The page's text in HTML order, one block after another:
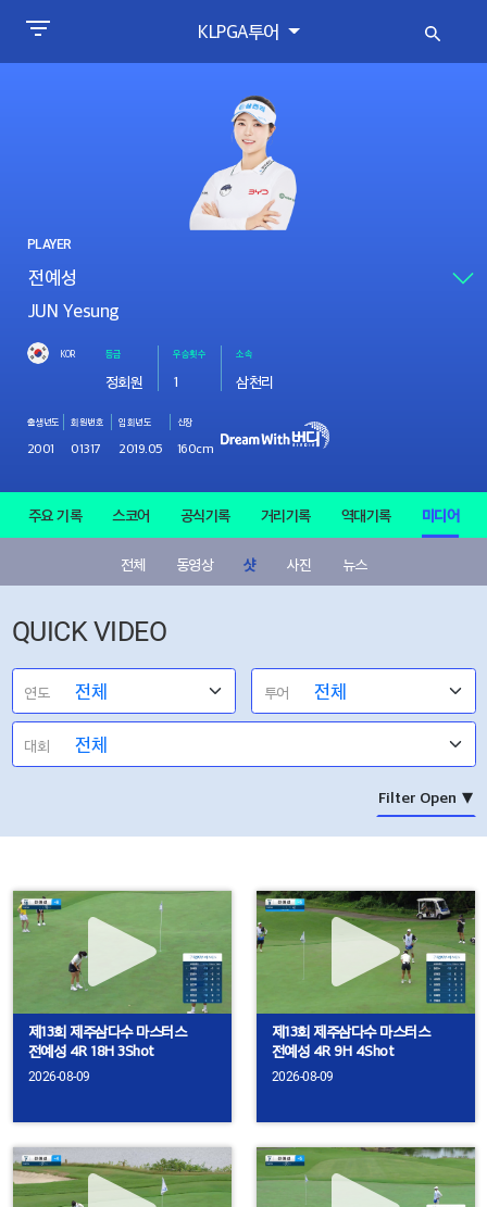
KLPGA투어
PLAYER
JUN Yesung
KOR 등급
정회원
우승횟수
1
소속
삼천리
출생년도
2001
회원번호
01317
입회년도
2019.05
신장
160cm
주요 기록 스코어 공식기록 거리기록 역대기록 미디어
전체 동영상 샷 사진 뉴스
QUICK VIDEO
연도 투어
대회
제13회 제주삼다수 마스터스
전예성 4R 18H 3Shot
2026-08-09
제13회 제주삼다수 마스터스
전예성 4R 9H 4Shot
2026-08-09